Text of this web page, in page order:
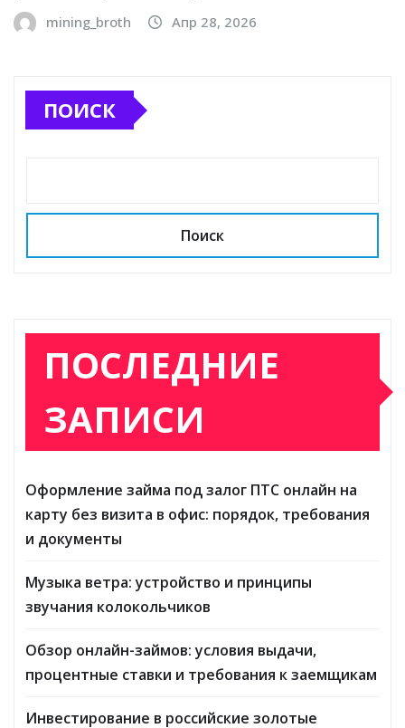
mining_broth Апр 28, 2026
ПОИСК
Поиск
ПОСЛЕДНИЕ
ЗАПИСИ
Оформление займа под залог ПТС онлайн на
карту без визита в офис: порядок, требования
и документы
Музыка ветра: устройство и принципы
звучания колокольчиков
Обзор онлайн-займов: условия выдачи,
процентные ставки и требования к заемщикам
Инвестирование в российские золотые